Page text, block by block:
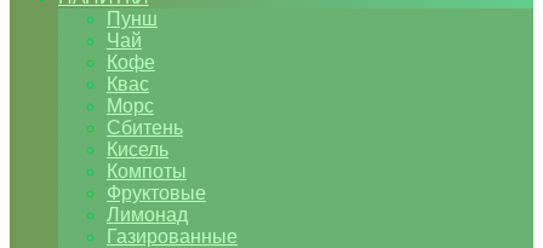
Пунш
Чай
Кофе
Квас
Морс
Сбитень
Кисель
Компоты
Фруктовые
Лимонад
Газированные